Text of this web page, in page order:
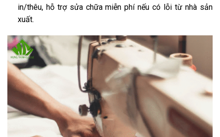
in/thêu, hỗ trợ sửa chữa miễn phí nếu có lỗi từ nhà sản
xuất.